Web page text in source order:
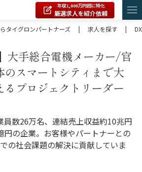
年収1,000万円超に特化
厳選求人を紹介依頼
タイグロンパートナーズ
| 求人を探す |
大手総合電機メーカー/官
のスマートシティまで大
るプロジェクトリーダー
員数26万名、連結売上収益約10兆円
円の企業。お客様やパートナーとの
の社会課題の解決に貢献していま